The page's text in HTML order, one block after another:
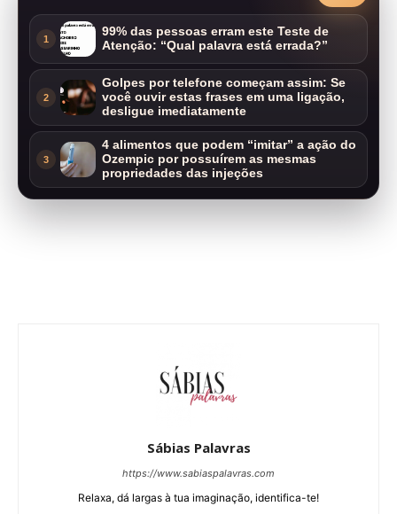
1
99% das pessoas erram este Teste de
Atenção: “Qual palavra está errada?”
2
Golpes por telefone começam assim: Se
você ouvir estas frases em uma ligação,
desligue imediatamente
3
4 alimentos que podem “imitar” a ação do
Ozempic por possuírem as mesmas
propriedades das injeções
Sábias Palavras
https://www.sabiaspalavras.com
Relaxa, dá largas à tua imaginação, identifica-te!